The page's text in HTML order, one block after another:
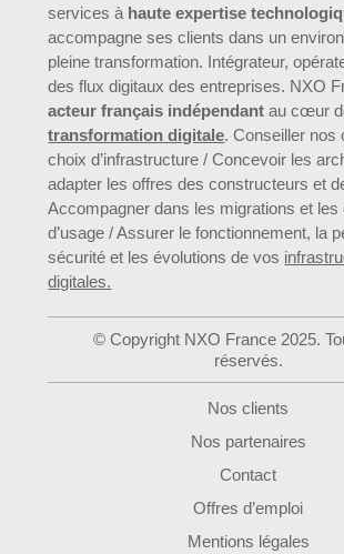
services à haute expertise
accompagne ses clients dans un
pleine transformation. Intégrateur,
des flux digitaux des entreprises. NXO
acteur français indépendant au cœur
transformation digitale. Conseiller nos
choix d’infrastructure / Concevoir les
adapter les offres des constructeurs et
Accompagner dans les migrations et les
d’usage / Assurer le fonctionnement, la
sécurité et les évolutions de vos
digitales.
© Copyright NXO France 2025.
réservés.
Nos clients
Nos partenaires
Contact
Offres d’emploi
Mentions légales